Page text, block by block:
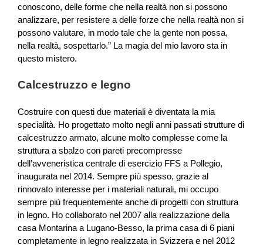
conoscono, delle forme che nella realtà non si possono
analizzare, per resistere a delle forze che nella realtà non si
possono valutare, in modo tale che la gente non possa,
nella realtà, sospettarlo.” La magia del mio lavoro sta in
questo mistero.
Calcestruzzo e legno
Costruire con questi due materiali è diventata la mia
specialità. Ho progettato molto negli anni passati strutture di
calcestruzzo armato, alcune molto complesse come la
struttura a sbalzo con pareti precompresse
dell’avveneristica centrale di esercizio FFS a Pollegio,
inaugurata nel 2014. Sempre più spesso, grazie al
rinnovato interesse per i materiali naturali, mi occupo
sempre più frequentemente anche di progetti con struttura
in legno. Ho collaborato nel 2007 alla realizzazione della
casa Montarina a Lugano-Besso, la prima casa di 6 piani
completamente in legno realizzata in Svizzera e nel 2012